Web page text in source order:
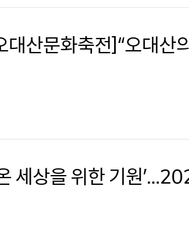
산문화축전]“오대산
세상을 위한 기원